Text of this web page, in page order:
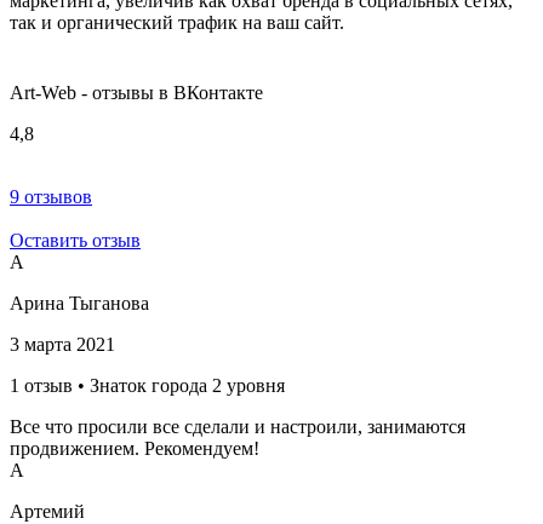
так и органический трафик на ваш сайт.
Art-Web - отзывы в ВКонтакте
4,8
9 отзывов
Оставить отзыв
А
Арина Тыганова
3 марта 2021
1 отзыв • Знаток города 2 уровня
Все что просили все сделали и настроили, занимаются
продвижением. Рекомендуем!
А
Артемий